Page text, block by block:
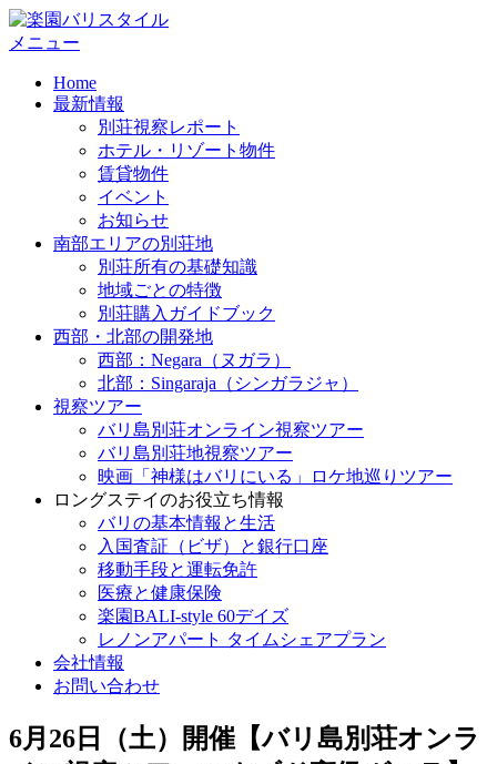
メニュー
Home
最新情報
別荘視察レポート
ホテル・リゾート物件
賃貸物件
イベント
お知らせ
南部エリアの別荘地
別荘所有の基礎知識
地域ごとの特徴
別荘購入ガイドブック
西部・北部の開発地
西部：Negara（ヌガラ）
北部：Singaraja（シンガラジャ）
視察ツアー
バリ島別荘オンライン視察ツアー
バリ島別荘地視察ツアー
映画「神様はバリにいる」ロケ地巡りツアー
ロングステイのお役立ち情報
バリの基本情報と生活
入国査証（ビザ）と銀行口座
移動手段と運転免許
医療と健康保険
楽園BALI-style 60デイズ
レノンアパート タイムシェアプラン
会社情報
お問い合わせ
6月26日（土）開催【バリ島別荘オンラ